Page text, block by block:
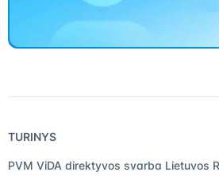
TURINYS
PVM ViDA direktyvos svarba Lietuvos